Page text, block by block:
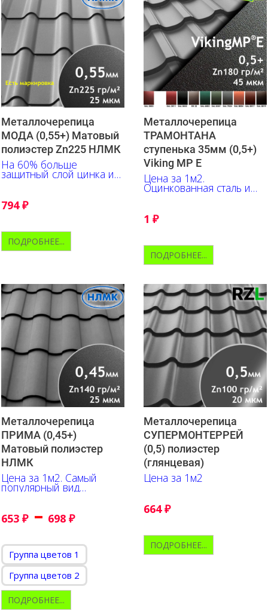
Металлочерепица
МОДА (0,55+) Матовый
полиэстер Zn225 НЛМК
На 60% больше
защитный слой цинка и
на 10% толщина. Цена за
794₽
ПОДРОБНЕЕ...
Металлочерепица
ТРАМОНТАНА
ступенька 35мм (0,5+)
Viking MP E
Цена за 1м2.
Оцинкованная сталь и
трёхслойный полимер с
текстурой.
1 ₽
ПОДРОБНЕЕ...
Металлочерепица
ПРИМА (0,45+)
Матовый полиэстер
НЛМК
Цена за 1м2. Самый
популярный вид
недорогой
653 ₽ – 698 ₽
Группа цветов 1
Группа цветов 2
ПОДРОБНЕЕ...
Металлочерепица
СУПЕРМОНТЕРРЕЙ
(0,5) полиэстер
(глянцевая)
Цена за 1м2
664₽
ПОДРОБНЕЕ...